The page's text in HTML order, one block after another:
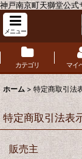
神戸南京町天獅堂公式
メニュー
カテゴリ マイ
ホーム > 特定商取引法
特定商取引法表
販売主